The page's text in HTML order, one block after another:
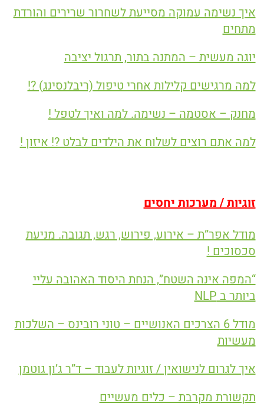
איך נשימה עמוקה מסייעת לשחרור שרירים והורדת
מתחים
יוגה מעשית – המתנה בתור, תרגול יציבה
למה מרגישים קלילות אחרי טיפול (ריבלנסינג) ?!
מחנק – אסטמה – נשימה. למה ואיך לטפל !
למה אתם רוצים לשלוח את הילדים לבלט ?! איזון !
זוגיות / מערכות יחסים
מודל אפר”ת – אירוע, פירוש, רגש, תגובה. מניעת
סכסוכים !
“המפה אינה השטח”, הנחת היסוד האהובה עליי
ביותר ב NLP
מודל 6 הצרכים האנושיים – טוני רובינס – השלכות
מעשיות
איך לגרום לנישואין / זוגיות לעבוד – ד”ר ג’ון גוטמן
תקשורת מקרבת – כלים מעשיים